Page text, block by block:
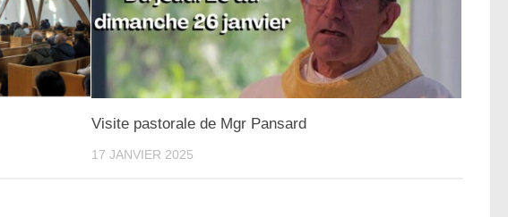
Visite pastorale de Mgr Pansard
17 JANVIER 2025